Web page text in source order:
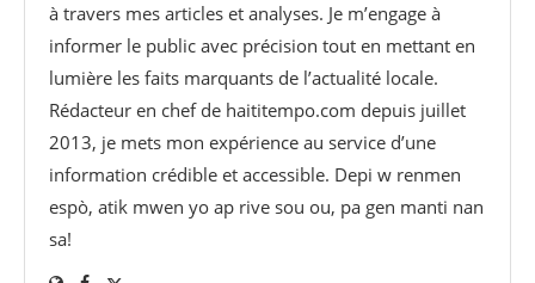
à travers mes articles et analyses. Je m’engage à
informer le public avec précision tout en mettant en
lumière les faits marquants de l’actualité locale.
Rédacteur en chef de haititempo.com⁠ depuis juillet
2013, je mets mon expérience au service d’une
information crédible et accessible. Depi w renmen
espò, atik mwen yo ap rive sou ou, pa gen manti nan
sa!